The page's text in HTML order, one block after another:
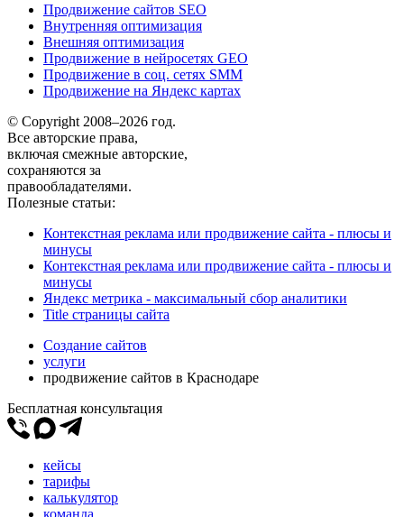
Продвижение сайтов SEO
Внутренняя оптимизация
Внешняя оптимизация
Продвижение в нейросетях GEO
Продвижение в соц. сетях SMM
Продвижение на Яндекс картах
© Copyright 2008–2026 год.
Все авторские права,
включая смежные авторские,
сохраняются за
правообладателями.
Полезные статьи:
Контекстная реклама или продвижение сайта - плюсы и
минусы
Контекстная реклама или продвижение сайта - плюсы и
минусы
Яндекс метрика - максимальный сбор аналитики
Title страницы сайта
Создание сайтов
услуги
продвижение сайтов в Краснодаре
Бесплатная консультация
кейсы
тарифы
калькулятор
команда